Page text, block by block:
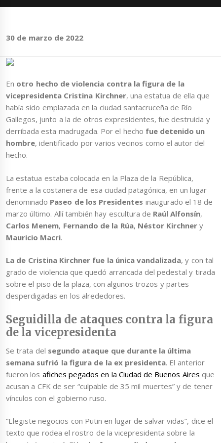
30 de marzo de 2022
En otro hecho de violencia contra la figura de la
vicepresidenta Cristina Kirchner, una estatua de ella que
había sido emplazada en la ciudad santacruceña de Río
Gallegos, junto a la de otros expresidentes, fue destruida y
derribada esta madrugada. Por el hecho fue detenido un
hombre, identificado por varios vecinos como el autor del
hecho.
La estatua estaba colocada en la Plaza de la República,
frente a la costanera de esa ciudad patagónica, en un lugar
denominado Paseo de los Presidentes inaugurado el 18 de
marzo último. Allí también hay escultura de Raúl Alfonsín,
Carlos Menem, Fernando de la Rúa, Néstor Kirchner y
Mauricio Macri.
La de Cristina Kirchner fue la única vandalizada, y con tal
grado de violencia que quedó arrancada del pedestal y tirada
sobre el piso de la plaza, con algunos trozos y partes
desperdigadas en los alrededores.
Seguidilla de ataques contra la figura
de la vicepresidenta
Se trata del segundo ataque que durante la última
semana sufrió la figura de la ex presidenta. El anterior
fueron los afiches pegados en la Ciudad de Buenos Aires que
acusan a CFK de ser “culpable de 35 mil muertes” y de tener
vínculos con el gobierno ruso.
“Elegiste negocios con Putin en lugar de salvar vidas”, dice el
texto que rodea el rostro de la vicepresidenta sobre la